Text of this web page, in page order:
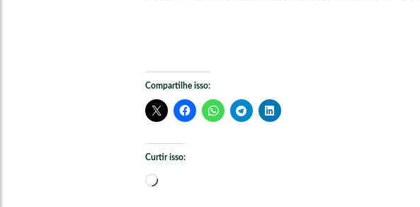
Compartilhe isso:
Curtir isso:
Carregando...